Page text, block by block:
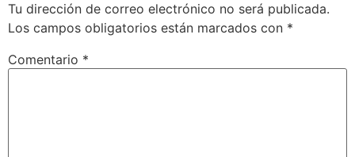
Tu dirección de correo electrónico no será publicada.
Los campos obligatorios están marcados con *
Comentario *